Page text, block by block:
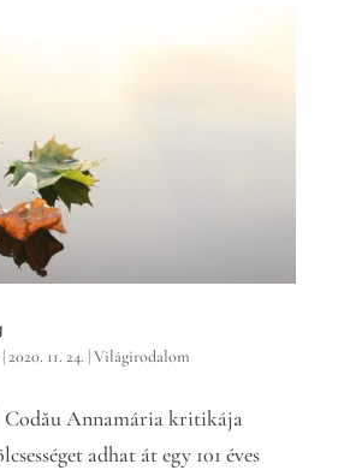
2020. 11. 24. |Világirodalom
Codău Annamária kritikája
adhat át egy 101 éves